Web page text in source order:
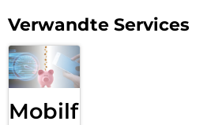
Verwandte Services
Mobilfunk